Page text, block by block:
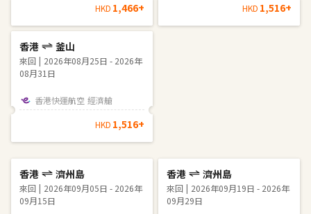
HKD 1,466+ HKD 1,516+
香港 釜山
來回
2026年08月25日 - 2026年
08月31日
香港快運航空 經濟艙
HKD 1,516+
香港 濟州島
來回
2026年09月05日 - 2026年
09月15日
香港 濟州島
來回
2026年09月19日 - 2026年
09月29日